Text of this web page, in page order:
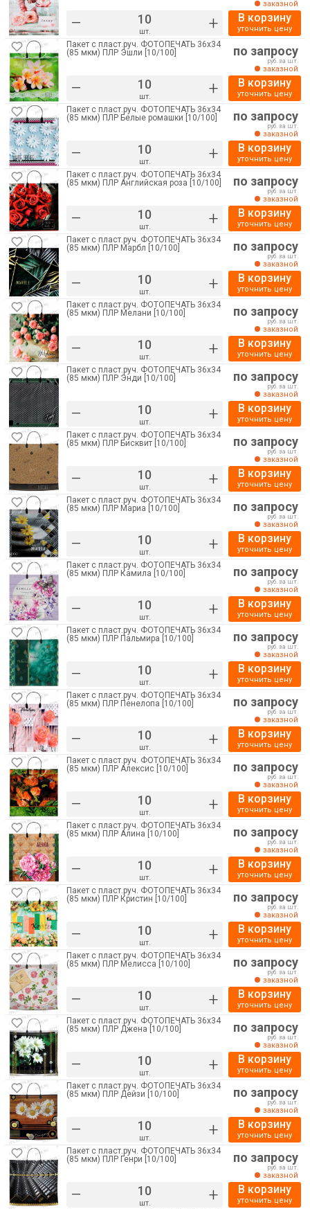
– шт. +
заказной
В корзину
уточнить цену
Пакет с пласт.руч. ФОТОПЕЧАТЬ 36х34
(85 мкм) ПЛР Эшли [10/100]
– шт. +
по запросу
руб. за шт.
заказной
В корзину
уточнить цену
Пакет с пласт.руч. ФОТОПЕЧАТЬ 36х34
(85 мкм) ПЛР Белые ромашки [10/100]
– шт. +
по запросу
руб. за шт.
заказной
В корзину
уточнить цену
Пакет с пласт.руч. ФОТОПЕЧАТЬ 36х34
(85 мкм) ПЛР Английская роза [10/100]
– шт. +
по запросу
руб. за шт.
заказной
В корзину
уточнить цену
Пакет с пласт.руч. ФОТОПЕЧАТЬ 36х34
(85 мкм) ПЛР Марбл [10/100]
– шт. +
по запросу
руб. за шт.
заказной
В корзину
уточнить цену
Пакет с пласт.руч. ФОТОПЕЧАТЬ 36х34
(85 мкм) ПЛР Мелани [10/100]
– шт. +
по запросу
руб. за шт.
заказной
В корзину
уточнить цену
Пакет с пласт.руч. ФОТОПЕЧАТЬ 36х34
(85 мкм) ПЛР Энди [10/100]
– шт. +
по запросу
руб. за шт.
заказной
В корзину
уточнить цену
Пакет с пласт.руч. ФОТОПЕЧАТЬ 36х34
(85 мкм) ПЛР Бисквит [10/100]
– шт. +
по запросу
руб. за шт.
заказной
В корзину
уточнить цену
Пакет с пласт.руч. ФОТОПЕЧАТЬ 36х34
(85 мкм) ПЛР Мариа [10/100]
– шт. +
по запросу
руб. за шт.
заказной
В корзину
уточнить цену
Пакет с пласт.руч. ФОТОПЕЧАТЬ 36х34
(85 мкм) ПЛР Камила [10/100]
– шт. +
по запросу
руб. за шт.
заказной
В корзину
уточнить цену
Пакет с пласт.руч. ФОТОПЕЧАТЬ 36х34
(85 мкм) ПЛР Пальмира [10/100]
– шт. +
по запросу
руб. за шт.
заказной
В корзину
уточнить цену
Пакет с пласт.руч. ФОТОПЕЧАТЬ 36х34
(85 мкм) ПЛР Пенелопа [10/100]
– шт. +
по запросу
руб. за шт.
заказной
В корзину
уточнить цену
Пакет с пласт.руч. ФОТОПЕЧАТЬ 36х34
(85 мкм) ПЛР Алексис [10/100]
– шт. +
по запросу
руб. за шт.
заказной
В корзину
уточнить цену
Пакет с пласт.руч. ФОТОПЕЧАТЬ 36х34
(85 мкм) ПЛР Алина [10/100]
– шт. +
по запросу
руб. за шт.
заказной
В корзину
уточнить цену
Пакет с пласт.руч. ФОТОПЕЧАТЬ 36х34
(85 мкм) ПЛР Кристин [10/100]
– шт. +
по запросу
руб. за шт.
заказной
В корзину
уточнить цену
Пакет с пласт.руч. ФОТОПЕЧАТЬ 36х34
(85 мкм) ПЛР Мелисса [10/100]
– шт. +
по запросу
руб. за шт.
заказной
В корзину
уточнить цену
Пакет с пласт.руч. ФОТОПЕЧАТЬ 36х34
(85 мкм) ПЛР Джена [10/100]
– шт. +
по запросу
руб. за шт.
заказной
В корзину
уточнить цену
Пакет с пласт.руч. ФОТОПЕЧАТЬ 36х34
(85 мкм) ПЛР Дейзи [10/100]
– шт. +
по запросу
руб. за шт.
заказной
В корзину
уточнить цену
Пакет с пласт.руч. ФОТОПЕЧАТЬ 36х34
(85 мкм) ПЛР Генри [10/100]
– шт. +
по запросу
руб. за шт.
заказной
В корзину
уточнить цену